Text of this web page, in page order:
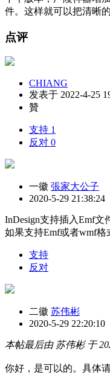
件。这样就可以把清晰
点评
CHIANG
发表于 2022-4-25
贊
支持 1
反对 0
一徽 張家大公子
2020-5-29 21:38:24
InDesign支持插入Emf文
如果支持Emf或者wmf格
支持
反对
二徽 苏伟彬
2020-5-29 22:20:10
本帖最后由 苏伟彬 于
你好，是可以的。具体